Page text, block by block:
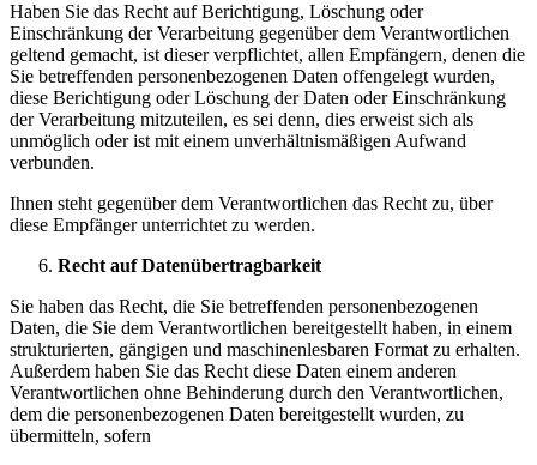
Haben Sie das Recht auf Berichtigung, Löschung oder
Einschränkung der Verarbeitung gegenüber dem Verantwortlichen
geltend gemacht, ist dieser verpflichtet, allen Empfängern, denen die
Sie betreffenden personenbezogenen Daten offengelegt wurden,
diese Berichtigung oder Löschung der Daten oder Einschränkung
der Verarbeitung mitzuteilen, es sei denn, dies erweist sich als
unmöglich oder ist mit einem unverhältnismäßigen Aufwand
verbunden.
Ihnen steht gegenüber dem Verantwortlichen das Recht zu, über
diese Empfänger unterrichtet zu werden.
Recht auf Datenübertragbarkeit
Sie haben das Recht, die Sie betreffenden personenbezogenen
Daten, die Sie dem Verantwortlichen bereitgestellt haben, in einem
strukturierten, gängigen und maschinenlesbaren Format zu erhalten.
Außerdem haben Sie das Recht diese Daten einem anderen
Verantwortlichen ohne Behinderung durch den Verantwortlichen,
dem die personenbezogenen Daten bereitgestellt wurden, zu
übermitteln, sofern